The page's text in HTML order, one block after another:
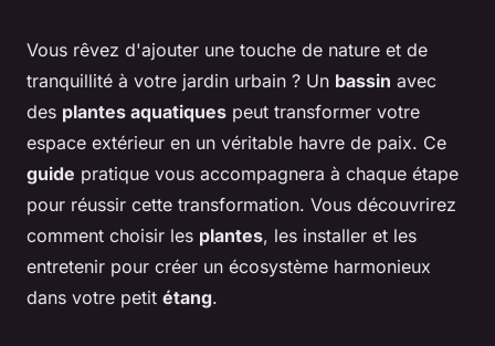
Vous rêvez d'ajouter une touche de nature et de
tranquillité à votre jardin urbain ? Un bassin avec
des plantes aquatiques peut transformer votre
espace extérieur en un véritable havre de paix. Ce
guide pratique vous accompagnera à chaque étape
pour réussir cette transformation. Vous découvrirez
comment choisir les plantes, les installer et les
entretenir pour créer un écosystème harmonieux
dans votre petit étang.